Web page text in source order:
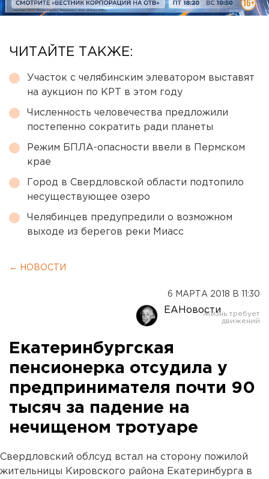
ЧИТАЙТЕ ТАКЖЕ:
Участок с челябинским элеватором выставят
на аукцион по КРТ в этом году
Численность человечества предложили
постепенно сократить ради планеты
Режим БПЛА-опасности ввели в Пермском
крае
Город в Свердловской области подтопило
несуществующее озеро
Челябинцев предупредили о возможном
выходе из берегов реки Миасс
← НОВОСТИ
6 МАРТА 2018 В 11:30
ЕАНовости
Екатеринбургская
пенсионерка отсудила у
предпринимателя почти 90
тысяч за падение на
нечищеном тротуаре
Свердловский облсуд встал на сторону пожилой
жительницы Кировского района Екатеринбурга в